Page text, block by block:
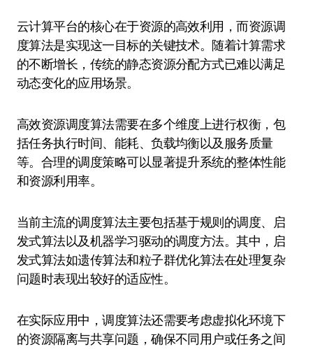
云计算平台的核心在于资源的高效利用，而资源调
度算法是实现这一目标的关键技术。随着计算需求
的不断增长，传统的静态资源分配方式已难以满足
动态变化的应用场景。
高效资源调度算法需要在多个维度上进行权衡，包
括任务执行时间、能耗、负载均衡以及服务质量
等。合理的调度策略可以显著提升系统的整体性能
和资源利用率。
当前主流的调度算法主要包括基于规则的调度、启
发式算法以及机器学习驱动的调度方法。其中，启
发式算法如遗传算法和粒子群优化算法在处理复杂
问题时表现出较好的适应性。
在实际应用中，调度算法还需要考虑虚拟化环境下
的资源隔离与共享问题，确保不同用户或任务之间